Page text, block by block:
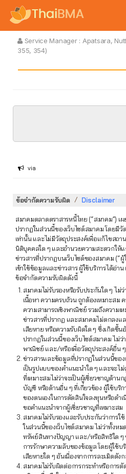
Service Manager : Apatsara,
355, 354)
via
ข้อจำกัดความรับผิด / Disclaimer
สมาคมตลาดตราสารหนี้ไทย (“สมาคม”)
ปรากฏในส่วนนี้ของเว็บไซต์สมาคม โดยมีวั
เท่านั้น และไม่มีวัตถุประสงค์เพื่อแก้ไขสถ
นิติบุคคลใด ๆ และอำนวยความสะดวกให้แ
ข่าวสารที่ปรากฏบนเว็บไซต์ของสมาคม (“ผู้
เข้าใช้ข้อมูลและข่าวสาร ผู้ใช้บริการได้อ่า
ข้อจำกัดความรับผิดดังนี้
สมาคมไม่รับรองหรือรับประกันใด ๆ ไม่
เนื้อหา ความครบถ้วน ถูกต้องเหมาะสม
ความสามารถเชิงพาณิชย์ รวมถึงความ
ข่าวสารที่ปรากฏ และสมาคมไม่ตกลงแ
เสียหาย หรือความรับผิดใด ๆ ซึ่งเกิดขึ้
ปรากฏในส่วนนี้ของเว็บไซต์สมาคม ไม่ว่
พาณิชย์ และ/หรือเพื่อวัตถุประสงค์อื่น ๆ
ข่าวสารและข้อมูลที่ปรากฏในส่วนนี้ของ
เป็นรูปแบบของคำแนะนำใด ๆ และจะไ
ที่เหมาะสมไม่ว่าจะเป็นผู้เชี่ยวชาญด้าน
บัญชี หรือด้านอื่น ๆ ที่เกี่ยวข้อง ผู้ใช้บริ
ของตนเองในการตัดสินใจลงทุนหรือดำ
ขอคำแนะนำจากผู้เชี่ยวชาญที่เหมาะสม
สมาคมไม่รับรองและรับประกันว่าการใ
ในส่วนนี้ของเว็บไซต์สมาคม ไม่ว่าทั้งห
ทรัพย์สินทางปัญญา และ/หรือสิทธิใด ๆ
การรักษาความลับของข้อมูล โดยผู้ใช้บ
เสียหายใด ๆ อันเนื่องจากการละเมิดดัง
สมาคมไม่รับผิดต่อการกระทำหรือการตั